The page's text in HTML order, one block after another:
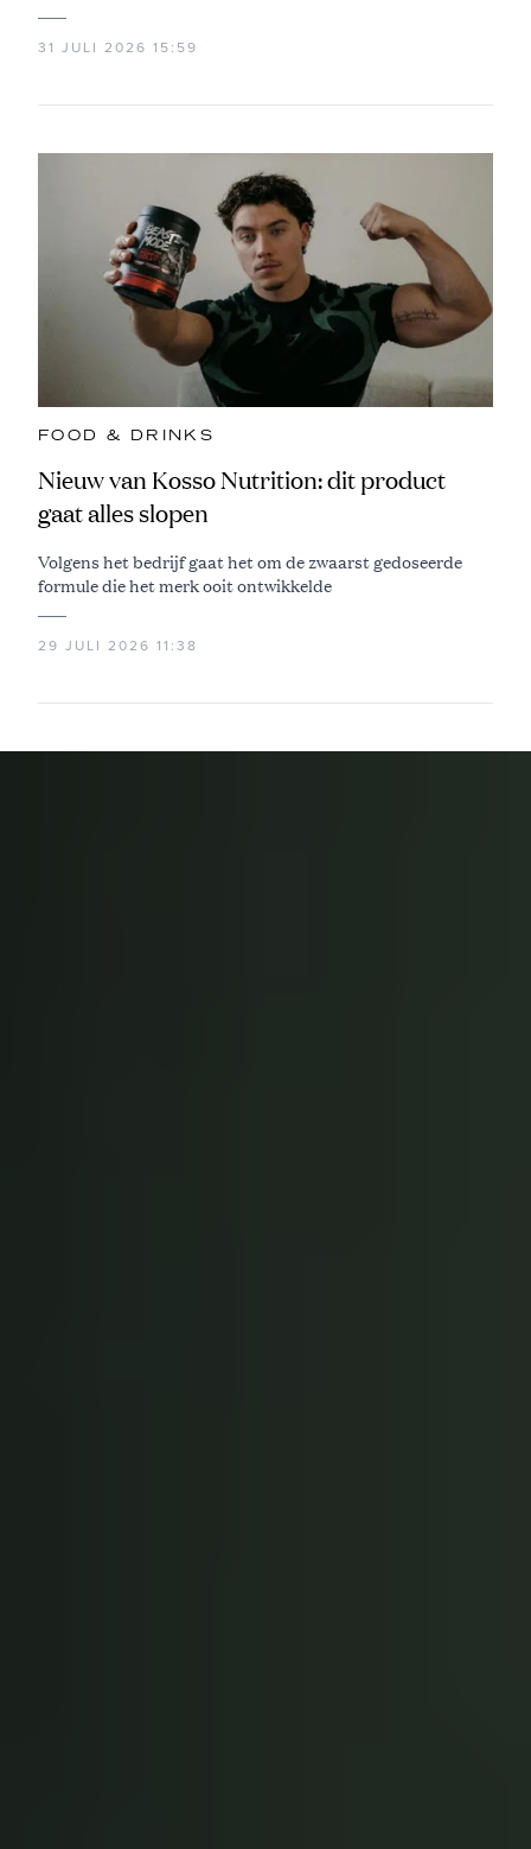
31 JULI 2026 15:59
FOOD & DRINKS
Nieuw van Kosso Nutrition: dit product
gaat alles slopen
Volgens het bedrijf gaat het om de zwaarst gedoseerde
formule die het merk ooit ontwikkelde
29 JULI 2026 11:38